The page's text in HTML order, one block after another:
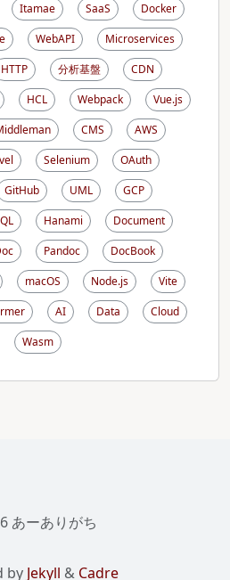
Itamae SaaS
Docker
WebAPI
Microservices
HTTP 分析基盤
CDN
HCL Webpack
Vue.js
CMS
AWS
Selenium
OAuth
GitHub UML
GCP
Hanami
Document
Pandoc
DocBook
macOS Node.js
Vite
AI Data
Cloud
Wasm
あーありがち
by Jekyll & Cadre